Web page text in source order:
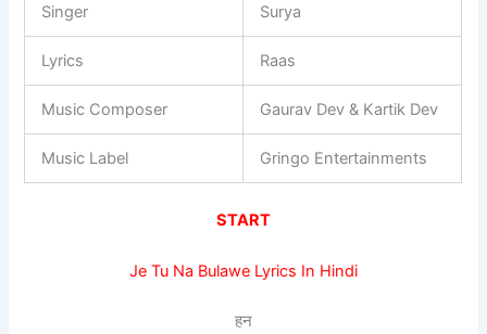
Singer Surya
Lyrics Raas
Music Composer Gaurav Dev & Kartik Dev
Music Label Gringo Entertainments
START
Je Tu Na Bulawe Lyrics In Hindi
हन